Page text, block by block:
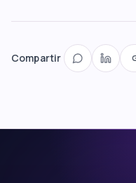
Compartir